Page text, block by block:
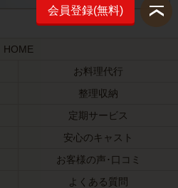
会員登録(無料)
HOME
お料理代行
整理収納
定期サービス
安心のキャスト
お客様の声･口コミ
よくある質問